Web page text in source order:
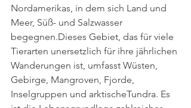
Nordamerikas, in dem sich Land und
Meer, Süß- und Salzwasser
begegnen.Dieses Gebiet, das für viele
Tierarten unersetzlich für ihre jährlichen
Wanderungen ist, umfasst Wüsten,
Gebirge, Mangroven, Fjorde,
Inselgruppen und arktischeTundra. Es